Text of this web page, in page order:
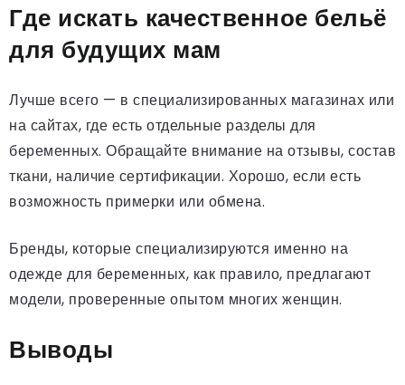
Где искать качественное бельё
для будущих мам
Лучше всего — в специализированных магазинах или
на сайтах, где есть отдельные разделы для
беременных. Обращайте внимание на отзывы, состав
ткани, наличие сертификации. Хорошо, если есть
возможность примерки или обмена.
Бренды, которые специализируются именно на
одежде для беременных, как правило, предлагают
модели, проверенные опытом многих женщин.
Выводы